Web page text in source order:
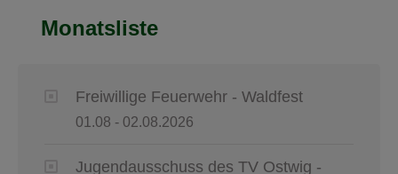
Monatsliste
Freiwillige Feuerwehr - Waldfest
01.08 - 02.08.2026
Jugendausschuss des TV Ostwig -